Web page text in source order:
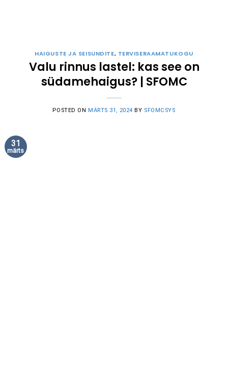
HAIGUSTE JA SEISUNDITE, TERVISERAAMATUKOGU
Valu rinnus lastel: kas see on
südamehaigus? | SFOMC
POSTED ON MÄRTS 31, 2024 BY SFOMCSYS
31
märts